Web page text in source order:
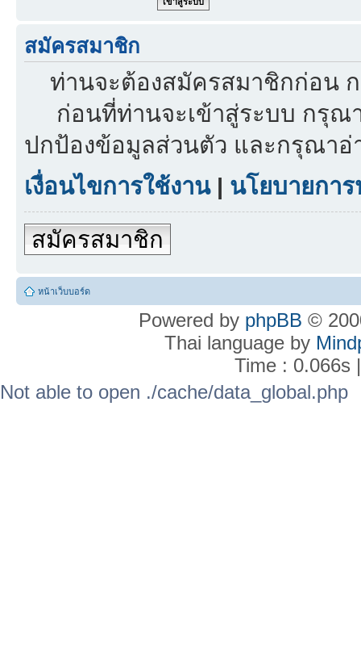
สมัครสมาชิก
ท่านจะต้องสมัครสมาชิกก่อน ก
ก่อนที่ท่านจะเข้าสู่ระบบ กรุณา
ปกป้องข้อมูลส่วนตัว และกรุณา
เงื่อนไขการใช้งาน| นโยบายกา
สมัครสมาชิก
หน้าเว็บบอร์ด
Powered by phpBB ©
Thai language by
Time : 0.066s
Not able to open ./cache/data_global.php